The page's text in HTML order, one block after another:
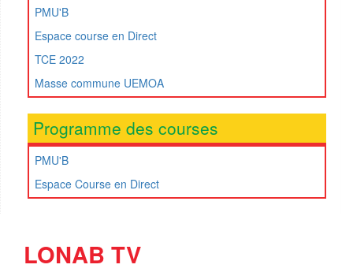
PMU'B
Espace course en Direct
TCE 2022
Masse commune UEMOA
Programme des courses
PMU'B
Espace Course en Direct
LONAB TV